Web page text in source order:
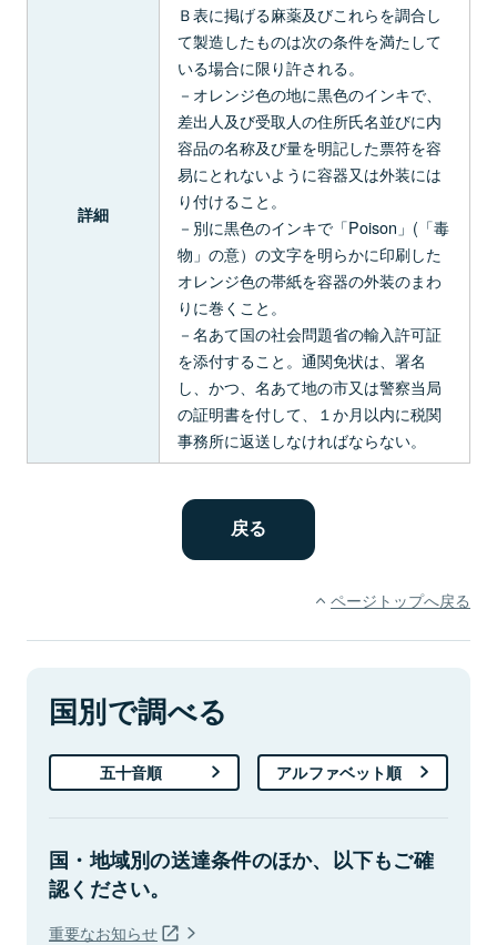
詳細
Ｂ表に掲げる麻薬及びこれらを調合し
て製造したものは次の条件を満たして
いる場合に限り許される。
－オレンジ色の地に黒色のインキで、
差出人及び受取人の住所氏名並びに内
容品の名称及び量を明記した票符を容
易にとれないように容器又は外装には
り付けること。
－別に黒色のインキで「Poison」(「毒
物」の意）の文字を明らかに印刷した
オレンジ色の帯紙を容器の外装のまわ
りに巻くこと。
－名あて国の社会問題省の輸入許可証
を添付すること。通関免状は、署名
し、かつ、名あて地の市又は警察当局
の証明書を付して、１か月以内に税関
事務所に返送しなければならない。
ページトップへ戻る
国別で調べる
五十音順 アルファベット順
国・地域別の送達条件のほか、以下もご確
認ください。
重要なお知らせ